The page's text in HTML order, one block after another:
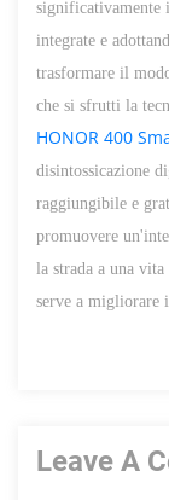
significativamente
integrate e
trasformare il
che si sfrutti la
HONOR 400
disintossicazione
raggiungibile e
promuovere
la strada a una
serve a migliorare
Leave A